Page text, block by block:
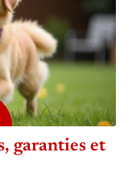
garanties et